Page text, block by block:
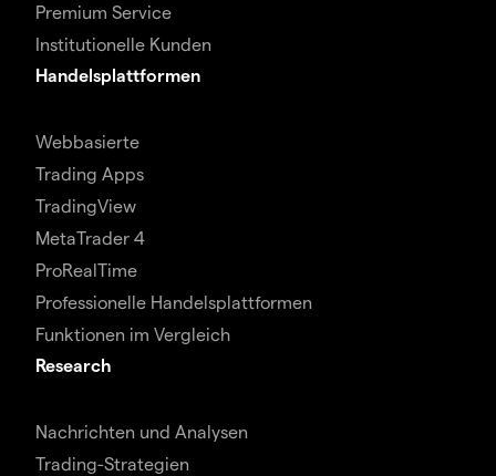
Premium Service
Institutionelle Kunden
Handelsplattformen
Webbasierte
Trading Apps
TradingView
MetaTrader 4
ProRealTime
Professionelle Handelsplattformen
Funktionen im Vergleich
Research
Nachrichten und Analysen
Trading-Strategien